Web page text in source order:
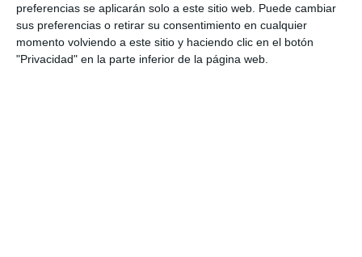
preferencias se aplicarán solo a este sitio web. Puede cambiar
sus preferencias o retirar su consentimiento en cualquier
momento volviendo a este sitio y haciendo clic en el botón
"Privacidad" en la parte inferior de la página web.